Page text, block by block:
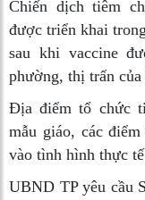
Chiến dịch tiêm
được triển khai
sau khi vaccine
phường, thị trấn
Địa điểm tổ chức
mẫu giáo, các
vào tình hình thực
UBND TP yêu cầu